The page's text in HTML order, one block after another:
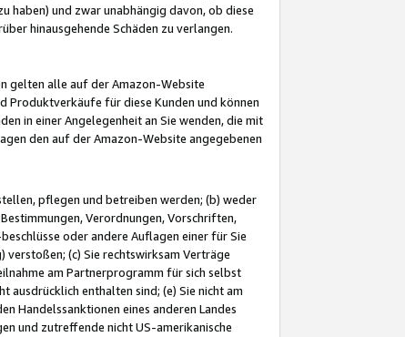
haben) und zwar unabhängig davon, ob diese
hinausgehende Schäden zu verlangen.
gelten alle auf der Amazon-Website
Produktverkäufe für diese Kunden und können
in einer Angelegenheit an Sie wenden, die mit
den auf der Amazon-Website angegebenen
pflegen und betreiben werden; (b) weder
Verordnungen, Vorschriften,
oder andere Auflagen einer für Sie
verstoßen; (c) Sie rechtswirksam Verträge
am Partnerprogramm für sich selbst
ausdrücklich enthalten sind; (e) Sie nicht am
Handelssanktionen eines anderen Landes
und zutreffende nicht US-amerikanische